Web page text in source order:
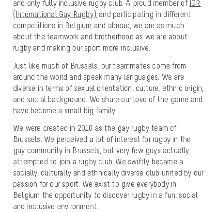
and only fully inclusive rugby club. A proud member of IGR
(International Gay Rugby) and participating in different
competitions in Belgium and abroad, we are as much
about the teamwork and brotherhood as we are about
rugby and making our sport more inclusive.
Just like much of Brussels, our teammates come from
around the world and speak many languages. We are
diverse in terms of sexual orientation, culture, ethnic origin,
and social background. We share our love of the game and
have become a small big family.
We were created in 2010 as the gay rugby team of
Brussels. We perceived a lot of interest for rugby in the
gay community in Brussels, but very few guys actually
attempted to join a rugby club. We swiftly became a
socially, culturally and ethnically diverse club united by our
passion for our sport. We exist to give everybody in
Belgium the opportunity to discover rugby in a fun, social
and inclusive environment.